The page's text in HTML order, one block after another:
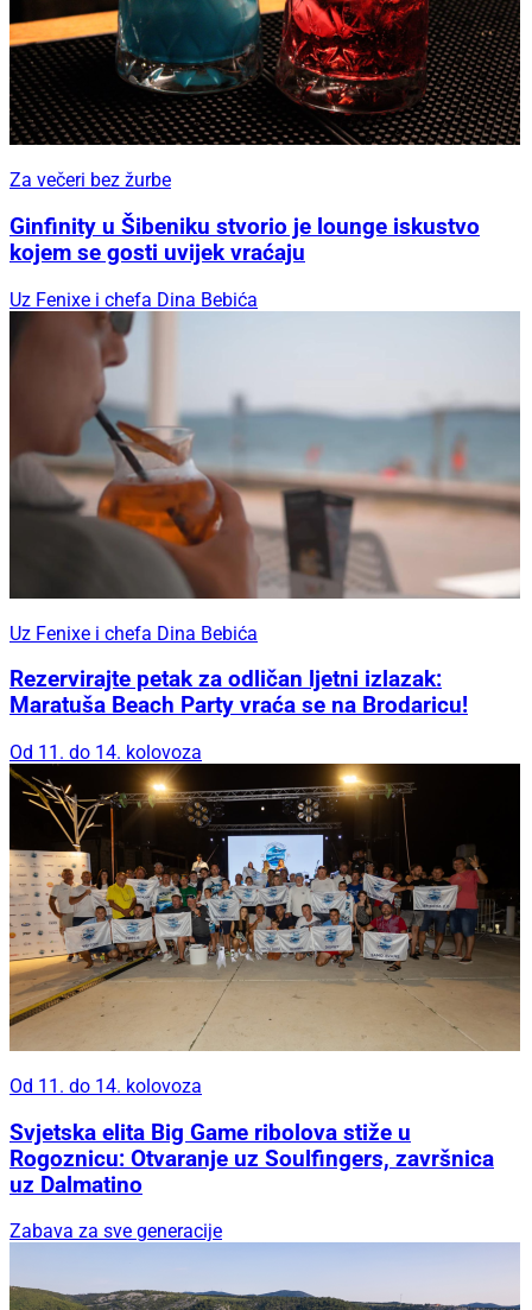
Za večeri bez žurbe
Ginfinity u Šibeniku stvorio je lounge iskustvo
kojem se gosti uvijek vraćaju
Uz Fenixe i chefa Dina Bebića
Uz Fenixe i chefa Dina Bebića
Rezervirajte petak za odličan ljetni izlazak:
Maratuša Beach Party vraća se na Brodaricu!
Od 11. do 14. kolovoza
Od 11. do 14. kolovoza
Svjetska elita Big Game ribolova stiže u
Rogoznicu: Otvaranje uz Soulfingers, završnica
uz Dalmatino
Zabava za sve generacije